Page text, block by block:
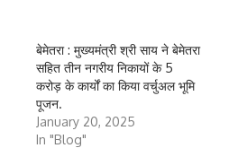
बेमेतरा : मुख्यमंत्री श्री साय ने बेमेतरा
सहित तीन नगरीय निकायों के 5
करोड़ के कार्यों का किया वर्चुअल भूमि
पूजन.
January 20, 2025
In "Blog"